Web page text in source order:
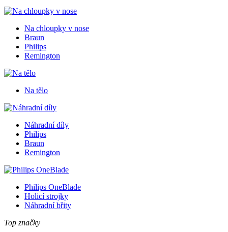
Na chloupky v nose
Braun
Philips
Remington
Na tělo
Náhradní díly
Philips
Braun
Remington
Philips OneBlade
Holicí strojky
Náhradní břity
Top značky